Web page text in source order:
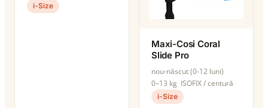
i-Size
Maxi-Cosi Coral
Slide Pro
nou-născut (0-12 luni)
0–13 kg ISOFIX / centură
i-Size